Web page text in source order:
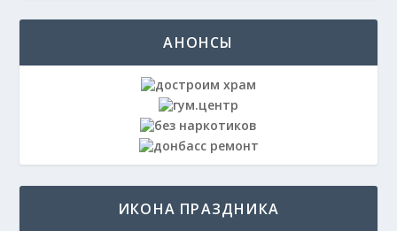
АНОНСЫ
ИКОНА ПРАЗДНИКА